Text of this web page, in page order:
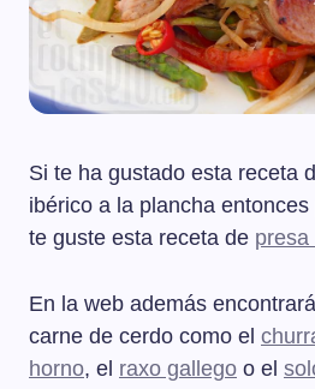
Si te ha gustado esta receta
ibérico a la plancha
te guste esta receta de presa
En la web además
carne de cerdo como el
horno, el raxo gallego o el